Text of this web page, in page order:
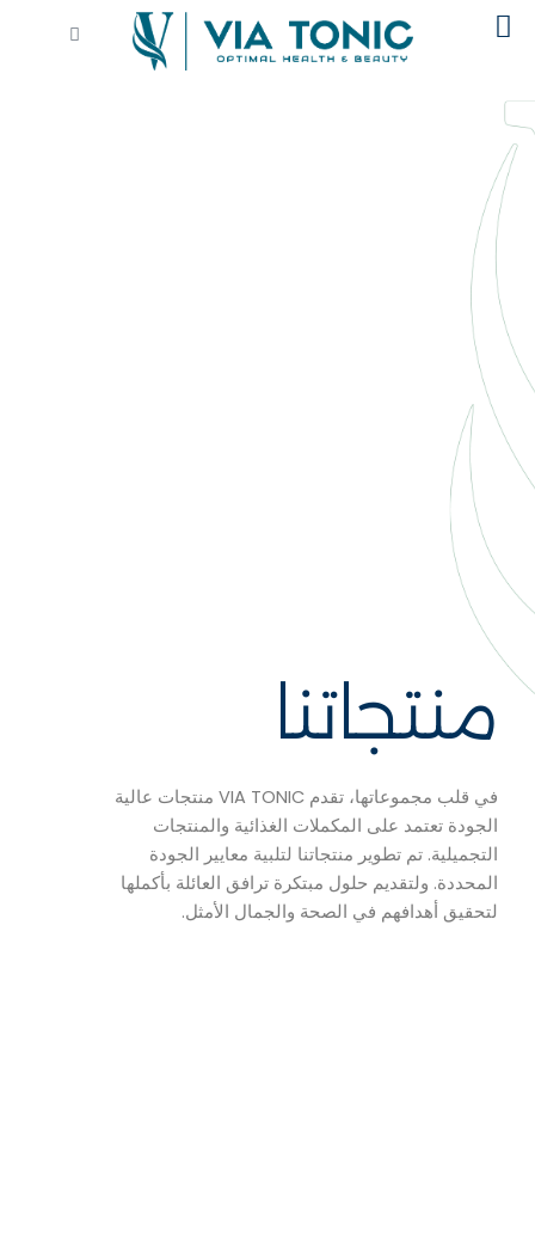
تخطي
Cart
منتجاتنا
في قلب مجموعاتها، تقدم VIA TONIC منتجات عالية
الجودة تعتمد على المكملات الغذائية والمنتجات
التجميلية. تم تطوير منتجاتنا لتلبية معايير الجودة
المحددة. ولتقديم حلول مبتكرة ترافق العائلة بأكملها
لتحقيق أهدافهم في الصحة والجمال الأمثل.